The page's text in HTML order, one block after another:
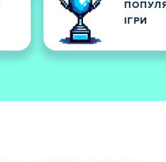
ІГРИ